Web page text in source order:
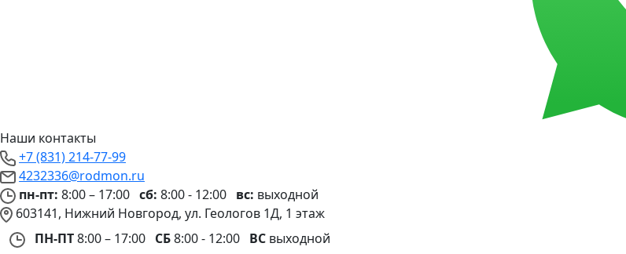
Наши контакты
+7 (831) 214-77-99
4232336@rodmon.ru
пн-пт: 8:00 – 17:00 сб: 8:00 - 12:00 вс: выходной
603141, Нижний Новгород, ул. Геологов 1Д, 1 этаж
ПН-ПТ8:00 – 17:00 СБ8:00 - 12:00 ВС выходной